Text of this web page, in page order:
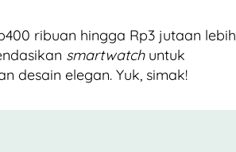
ribuan hingga Rp3 jutaan lebih
smartwatch untuk
desain elegan. Yuk, simak!